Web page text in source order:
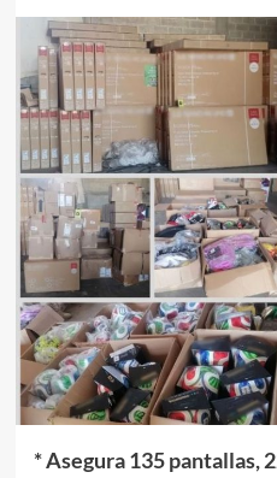
* Asegura 135 pantallas,